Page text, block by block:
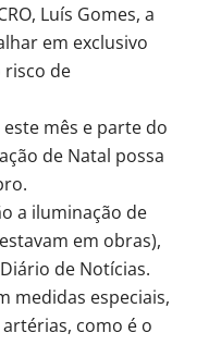
Luís Gomes, a
em exclusivo
risco de
mês e parte do
de Natal possa
a iluminação de
em obras),
de Notícias.
medidas especiais,
como é o